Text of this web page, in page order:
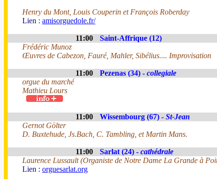
Henry du Mont, Louis Couperin et François Roberday
Lien : amisorguedole.fr/
11:00
Saint-Affrique (12)
Frédéric Munoz
Œuvres de Cabezon, Fauré, Mahler, Sibélius.... Improvisation
11:00 Pezenas (34) - collegiale
orgue du marché
Mathieu Lours
11:00 Wissembourg (67) - St-Jean
Gernot Gölter
D. Buxtehude, Js.Bach, C. Tambling, et Martin Mans.
11:00 Sarlat (24) - cathédrale
Laurence Lussault (Organiste de Notre Dame La Grande à
Lien : orguesarlat.org